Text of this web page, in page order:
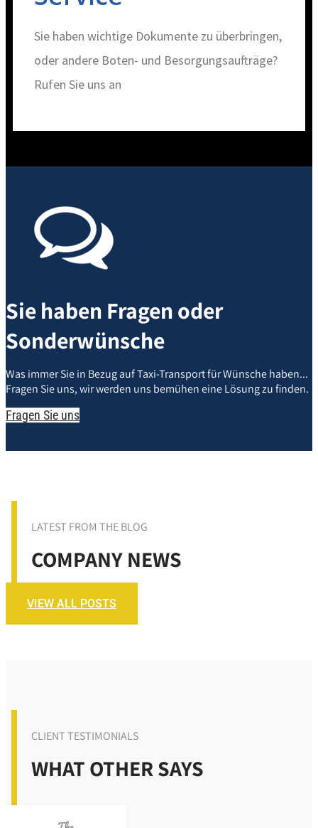
Sie haben wichtige Dokumente zu überbringen,
oder andere Boten- und Besorgungsaufträge?
Rufen Sie uns an
Sie haben Fragen oder
Sonderwünsche
Was immer Sie in Bezug auf Taxi-Transport für Wünsche haben...
Fragen Sie uns, wir werden uns bemühen eine Lösung zu finden.
Fragen Sie uns
LATEST FROM THE BLOG
COMPANY NEWS
VIEW ALL POSTS
CLIENT TESTIMONIALS
WHAT OTHER SAYS